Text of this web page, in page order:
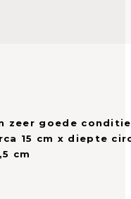
zeer goede conditie
15 cm x diepte
cm